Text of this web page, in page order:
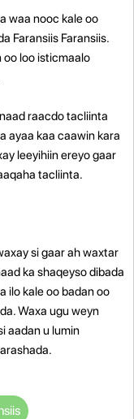
waa nooc kale oo
Faransiis Faransiis.
oo loo isticmaalo
raacdo tacliinta
ayaa kaa caawin kara
leeyihiin ereyo gaar
tacliinta.
si gaar ah waxtar
ka shaqeyso dibada
ilo kale oo badan oo
Waxa ugu weyn
aadan u lumin